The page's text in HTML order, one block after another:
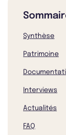
Synthèse
Patrimoine
Interviews
Actualités
FAQ